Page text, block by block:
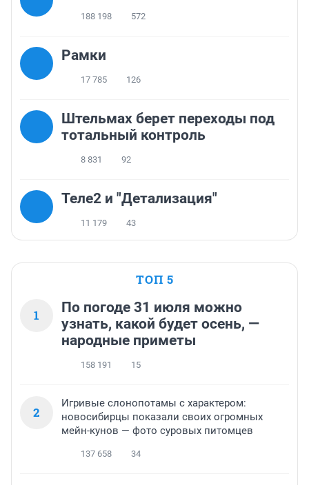
188 198 572
Рамки
17 785 126
Штельмах берет переходы под
тотальный контроль
8 831 92
Теле2 и "Детализация"
11 179 43
ТОП 5
1
По погоде 31 июля можно
узнать, какой будет осень, —
народные приметы
158 191 15
2
Игривые слонопотамы с характером:
новосибирцы показали своих огромных
мейн-кунов — фото суровых питомцев
137 658 34